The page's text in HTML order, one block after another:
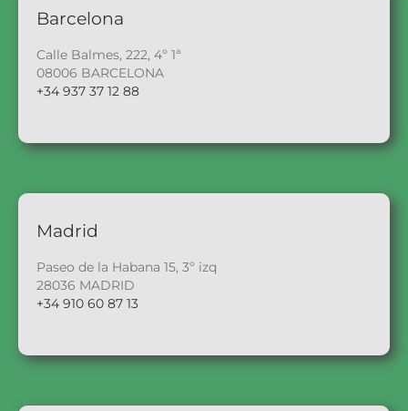
Barcelona
Calle Balmes, 222, 4º 1ª
08006 BARCELONA
+34 937 37 12 88
Madrid
Paseo de la Habana 15, 3º izq
28036 MADRID
+34 910 60 87 13